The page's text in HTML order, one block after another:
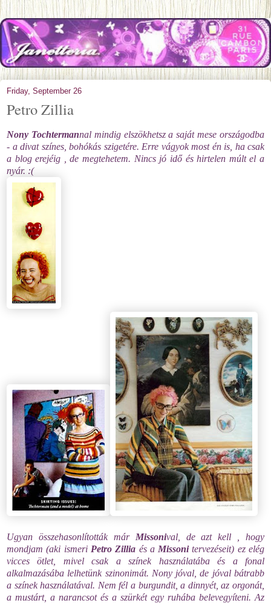
Friday, September 26
Petro Zillia
Nony Tochtermannal mindig elszökhetsz a saját mese országodba
- a divat színes, bohókás szigetére. Erre vágyok most én is, ha csak
a blog erejéig , de megtehetem. Nincs jó idő és hirtelen múlt el a
nyár. :(
Ugyan összehasonlították már Missonival, de azt kell , hogy
mondjam (aki ismeri Petro Zillia és a Missonitervezéseit) ez elég
vicces ötlet, mivel csak a színek használatába és a fonal
alkalmazásába lelhetünk szinonimát. Nony jóval, de jóval bátrabb
a színek használatával. Nem fél a burgundit, a dinnyét, az orgonát,
a mustárt, a narancsot és a szürkét egy ruhába belevegyíteni. Az